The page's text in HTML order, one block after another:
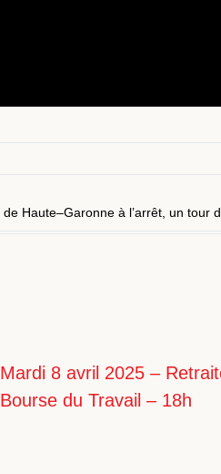
Mardi 8 avril 2025 –
Bourse du Travail – 18h